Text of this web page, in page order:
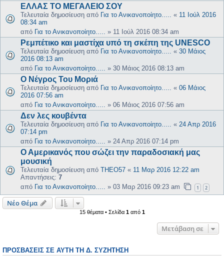
ΕΛΛΑΣ ΤΟ ΜΕΓΑΛΕΙΟ ΣΟΥ
Τελευταία δημοσίευση από Για το Ανικανοποίητο..... « 11 Ιούλ 2016
08:34 am
από Για το Ανικανοποίητο..... » 11 Ιούλ 2016 08:34 am
Ρεμπέτικο και μαστίχα υπό τη σκέπη της UNESCO
Τελευταία δημοσίευση από Για το Ανικανοποίητο..... « 30 Μάιος
2016 08:13 am
από Για το Ανικανοποίητο..... » 30 Μάιος 2016 08:13 am
Ο Νέγρος Του Μοριά
Τελευταία δημοσίευση από Για το Ανικανοποίητο..... « 06 Μάιος
2016 07:56 am
από Για το Ανικανοποίητο..... » 06 Μάιος 2016 07:56 am
Δεν λες κουβέντα
Τελευταία δημοσίευση από Για το Ανικανοποίητο..... « 24 Απρ 2016
07:14 pm
από Για το Ανικανοποίητο..... » 24 Απρ 2016 07:14 pm
Ο Αμερικανός που σώζει την παραδοσιακή μας
μουσική
Τελευταία δημοσίευση από THEO57 « 11 Μαρ 2016 12:22 am
Απαντήσεις: 7
από Για το Ανικανοποίητο..... » 03 Μαρ 2016 09:23 am 1 2
Νέο Θέμα
15 θέματα • Σελίδα 1από 1
Μετάβαση σε
ΠΡΟΣΒΆΣΕΙΣ ΣΕ ΑΥΤΉ ΤΗ Δ. ΣΥΖΉΤΗΣΗ